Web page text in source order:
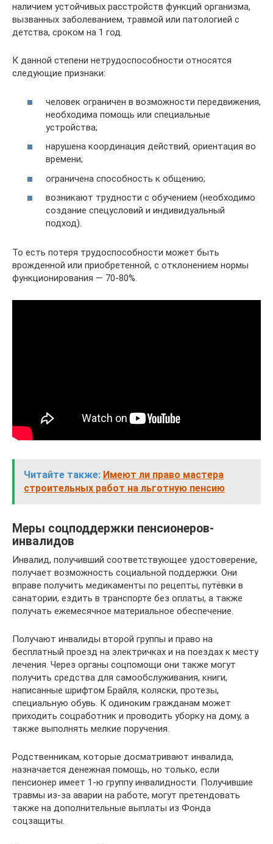
наличием устойчивых расстройств функций организма,
вызванных заболеванием, травмой или патологией с
детства, сроком на 1 год.
К данной степени нетрудоспособности относятся
следующие признаки:
человек ограничен в возможности передвижения,
необходима помощь или специальные
устройства;
нарушена координация действий, ориентация во
времени;
ограничена способность к общению;
возникают трудности с обучением (необходимо
создание спецусловий и индивидуальный
подход).
То есть потеря трудоспособности может быть
врожденной или приобретенной, с отклонением нормы
функционирования — 70-80%.
Читайте также: Имеют ли право мастера
строительных работ на льготную пенсию
Меры соцподдержки пенсионеров-
инвалидов
Инвалид, получивший соответствующее удостоверение,
получает возможность социальной поддержки. Они
вправе получить медикаменты по рецепты, путёвки в
санатории, ездить в транспорте без оплаты, а также
получать ежемесячное материальное обеспечение.
Получают инвалиды второй группы и право на
бесплатный проезд на электричках и на поездах к месту
лечения. Через органы соцпомощи они также могут
получить средства для самообслуживания, книги,
написанные шрифтом Брайля, коляски, протезы,
специальную обувь. К одиноким гражданам может
приходить соцработник и проводить уборку на дому, а
также выполнять мелкие поручения.
Родственникам, которые досматривают инвалида,
назначается денежная помощь, но только, если
пенсионер имеет 1-ю группу инвалидности. Получившие
травмы из-за аварии на работе, могут претендовать
также на дополнительные выплаты из Фонда
соцзащиты.